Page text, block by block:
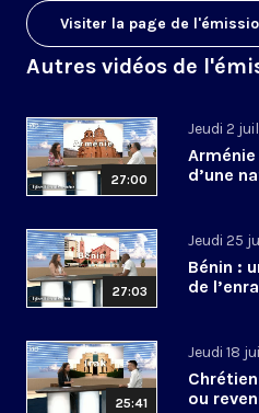
Visiter la page de
Autres vidéos de
27:00
Jeudi 2
d’une
27:03
Jeudi 25
Bénin :
de
25:41
Jeudi 18
ou